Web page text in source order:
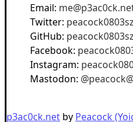
Email:
Twitter: peacock0803sz
GitHub: peacock0803sz
Facebook:
Instagram:
Mastodon: @
p3ac0ck.net by Peacock